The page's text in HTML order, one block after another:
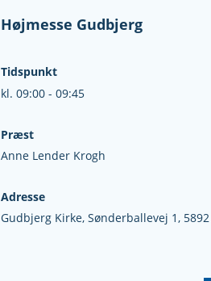
Højmesse Gudbjerg
Tidspunkt
kl. 09:00 - 09:45
Præst
Anne Lender Krogh
Adresse
Gudbjerg Kirke,Sønderballevej 1,